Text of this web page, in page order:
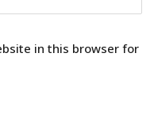
in this browser for